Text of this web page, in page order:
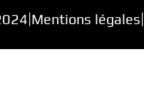
Mentions légales